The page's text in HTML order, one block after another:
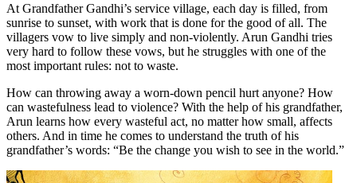
At Grandfather Gandhi’s service village, each day is filled, from
sunrise to sunset, with work that is done for the good of all. The
villagers vow to live simply and non-violently. Arun Gandhi tries
very hard to follow these vows, but he struggles with one of the
most important rules: not to waste.
How can throwing away a worn-down pencil hurt anyone? How
can wastefulness lead to violence? With the help of his grandfather,
Arun learns how every wasteful act, no matter how small, affects
others. And in time he comes to understand the truth of his
grandfather’s words: “Be the change you wish to see in the world.”